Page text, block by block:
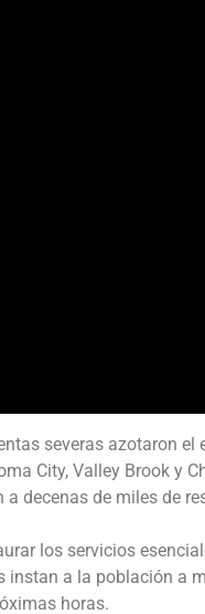
severas azotaron el
City, Valley Brook y
decenas de miles de
los servicios
a la población a
horas.